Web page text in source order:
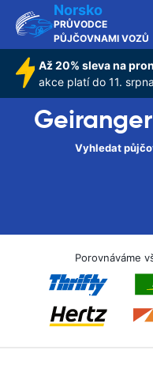
Norsko
PRŮVODCE
PŮJČOVNAMI VOZŮ
Až 20% sleva na
akce platí do 11.
Vyhledat
Porovnáváme